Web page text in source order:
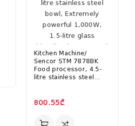
Kitchen Machine/
Sencor STM 7878BK
Food processor, 4.5-
litre stainless steel
litre glass blending jug,
800.55₾